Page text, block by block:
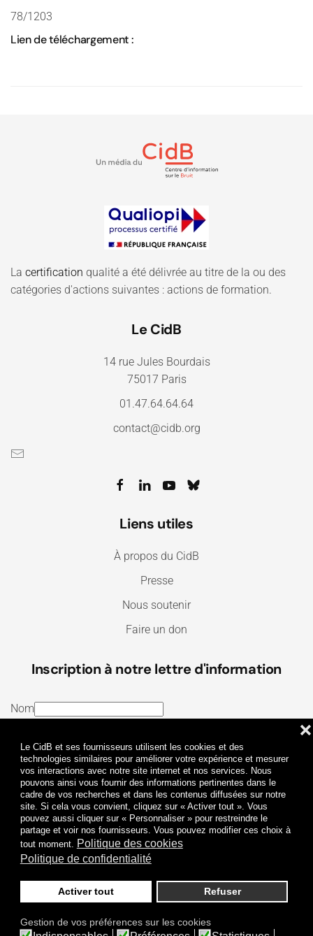
Le CidB et ses fournisseurs utilisent les cookies et des
technologies similaires pour améliorer votre expérience et mesurer
vos interactions avec notre site internet et nos services. Nous
pouvons ainsi vous fournir des informations pertinentes dans le
cadre de vos recherches et dans les contenus diffusées sur notre
site. Si cela vous convient, cliquez sur « Activer tout ». Vous
pouvez aussi cliquer sur « Personnaliser » pour restreindre le
partage et voir nos fournisseurs. Vous pouvez modifier ces choix à
tout moment. Politique des cookies
Politique de confidentialité
Activer tout Refuser
❌
Gestion de vos préférences sur les cookies
78/1203
Lien de téléchargement :
La certification qualité a été délivrée au titre de la ou des
catégories d'actions suivantes : actions de formation.
Le CidB
14 rue Jules Bourdais
75017 Paris
01.47.64.64.64
contact@cidb.org
Liens utiles
À propos du CidB
Presse
Nous soutenir
Faire un don
Inscription à notre lettre d'information
Nom
J’ai lu et j’accepte lesTermes et conditionset la
Politique de confidentialité
Je m'abonne